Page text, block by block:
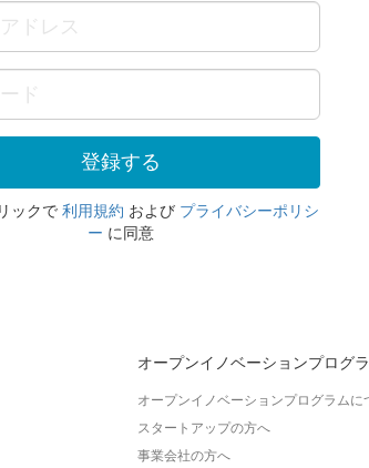
ックで 利用規約 および プライバシーポリシ
ー に同意
オープンイノベーションプログ
オープンイノベーションプログラムに
スタートアップの方へ
事業会社の方へ